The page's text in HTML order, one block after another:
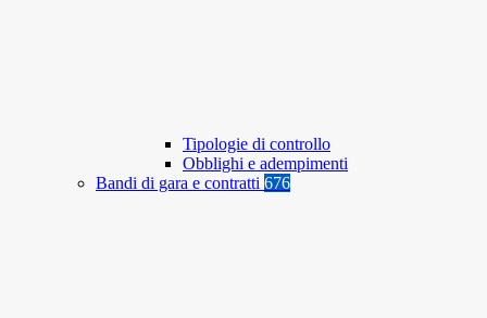
Tipologie di controllo
Obblighi e adempimenti
Bandi di gara e contratti 676